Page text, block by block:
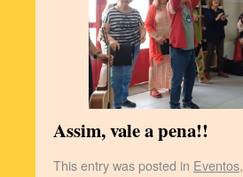
Assim, vale a pena!!
This entry was posted in Eventos,